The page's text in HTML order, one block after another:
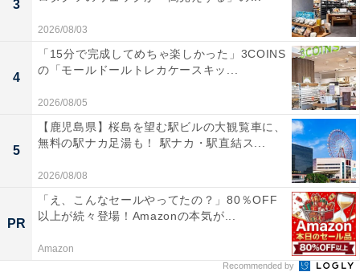
かなりのザクザク感（筆者撮影）
表面はザクザクしています。特にメロンパンの耳と呼ん
でもいいと思うような境の部分は、まるでクッキーのよ
うな歯応え。
3
2026/08/03
4
「15分で完成してめちゃ楽しかった」3COINS
の「モールドールトレカケースキッ...
2026/08/05
5
【鹿児島県】桜島を望む駅ビルの大観覧車に、
無料の駅ナカ足湯も！ 駅ナカ・駅直結ス...
2026/08/08
PR
「え、こんなセールやってたの？」80％OFF
以上が続々登場！Amazonの本気が...
Amazon
Recommended by